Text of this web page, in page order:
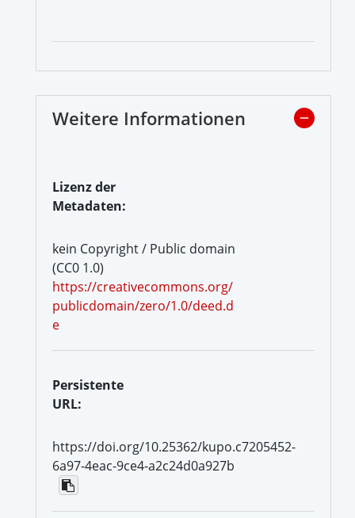
Weitere Informationen
Lizenz der
Metadaten:
kein Copyright / Public domain
(CC0 1.0)
https://creativecommons.org/
publicdomain/zero/1.0/deed.d
e
Persistente
URL:
https://doi.org/10.25362/kupo.c7205452-
6a97-4eac-9ce4-a2c24d0a927b